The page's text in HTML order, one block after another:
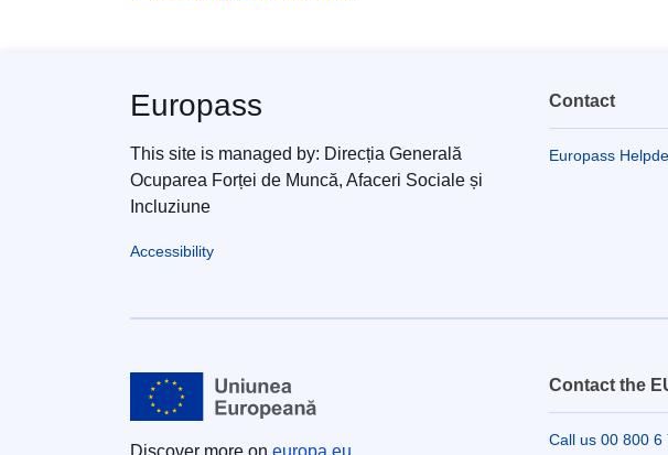
Europass
This site is managed by: Direcția Generală
Ocuparea Forței de Muncă, Afaceri Sociale și
Incluziune
Accessibility
Contact
Europass
Discover more on europa.eu
Contact the
Call us 00 800 6